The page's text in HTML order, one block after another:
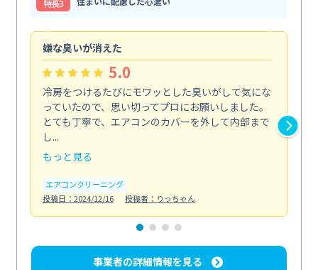
特⻑3
嫌な臭いが消えた
5.0
冷房をつけるたびにモワッとした臭いがして気にな
っていたので、思い切ってプロにお願いしました。
とても丁寧で、エアコンのカバーを外して内部まで
し...
もっと見る
エアコンクリーニング
投稿日：2024/12/16
投稿者：りっちゃん
事業者の詳細情報を見る